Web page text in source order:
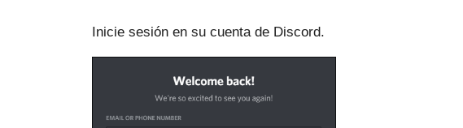
Inicie sesión en su cuenta de Discord.